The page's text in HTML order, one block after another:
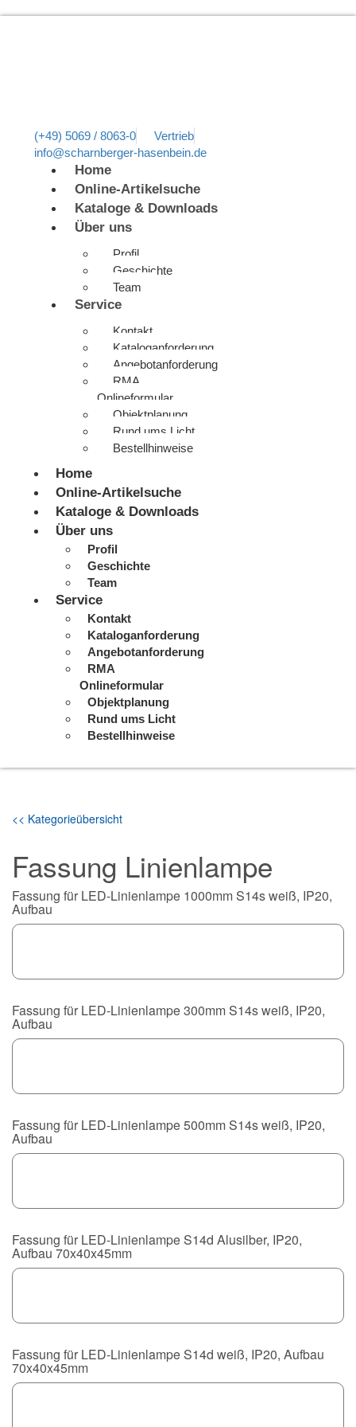
(+49) 5069 / 8063-0
Vertrieb
info@scharnberger-hasenbein.de
Home
Online-Artikelsuche
Kataloge & Downloads
Über uns
Profil
Geschichte
Team
Service
Kontakt
Kataloganforderung
Angebotanforderung
RMA
Onlineformular
Objektplanung
Rund ums Licht
Bestellhinweise
Home
Online-Artikelsuche
Kataloge & Downloads
Über uns
Profil
Geschichte
Team
Service
Kontakt
Kataloganforderung
Angebotanforderung
RMA
Onlineformular
Objektplanung
Rund ums Licht
Bestellhinweise
<< Kategorieübersicht
Fassung Linienlampe
Fassung für LED-Linienlampe 1000mm S14s weiß, IP20,
Aufbau
Fassung für LED-Linienlampe 300mm S14s weiß, IP20,
Aufbau
Fassung für LED-Linienlampe 500mm S14s weiß, IP20,
Aufbau
Fassung für LED-Linienlampe S14d Alusilber, IP20,
Aufbau 70x40x45mm
Fassung für LED-Linienlampe S14d weiß, IP20, Aufbau
70x40x45mm